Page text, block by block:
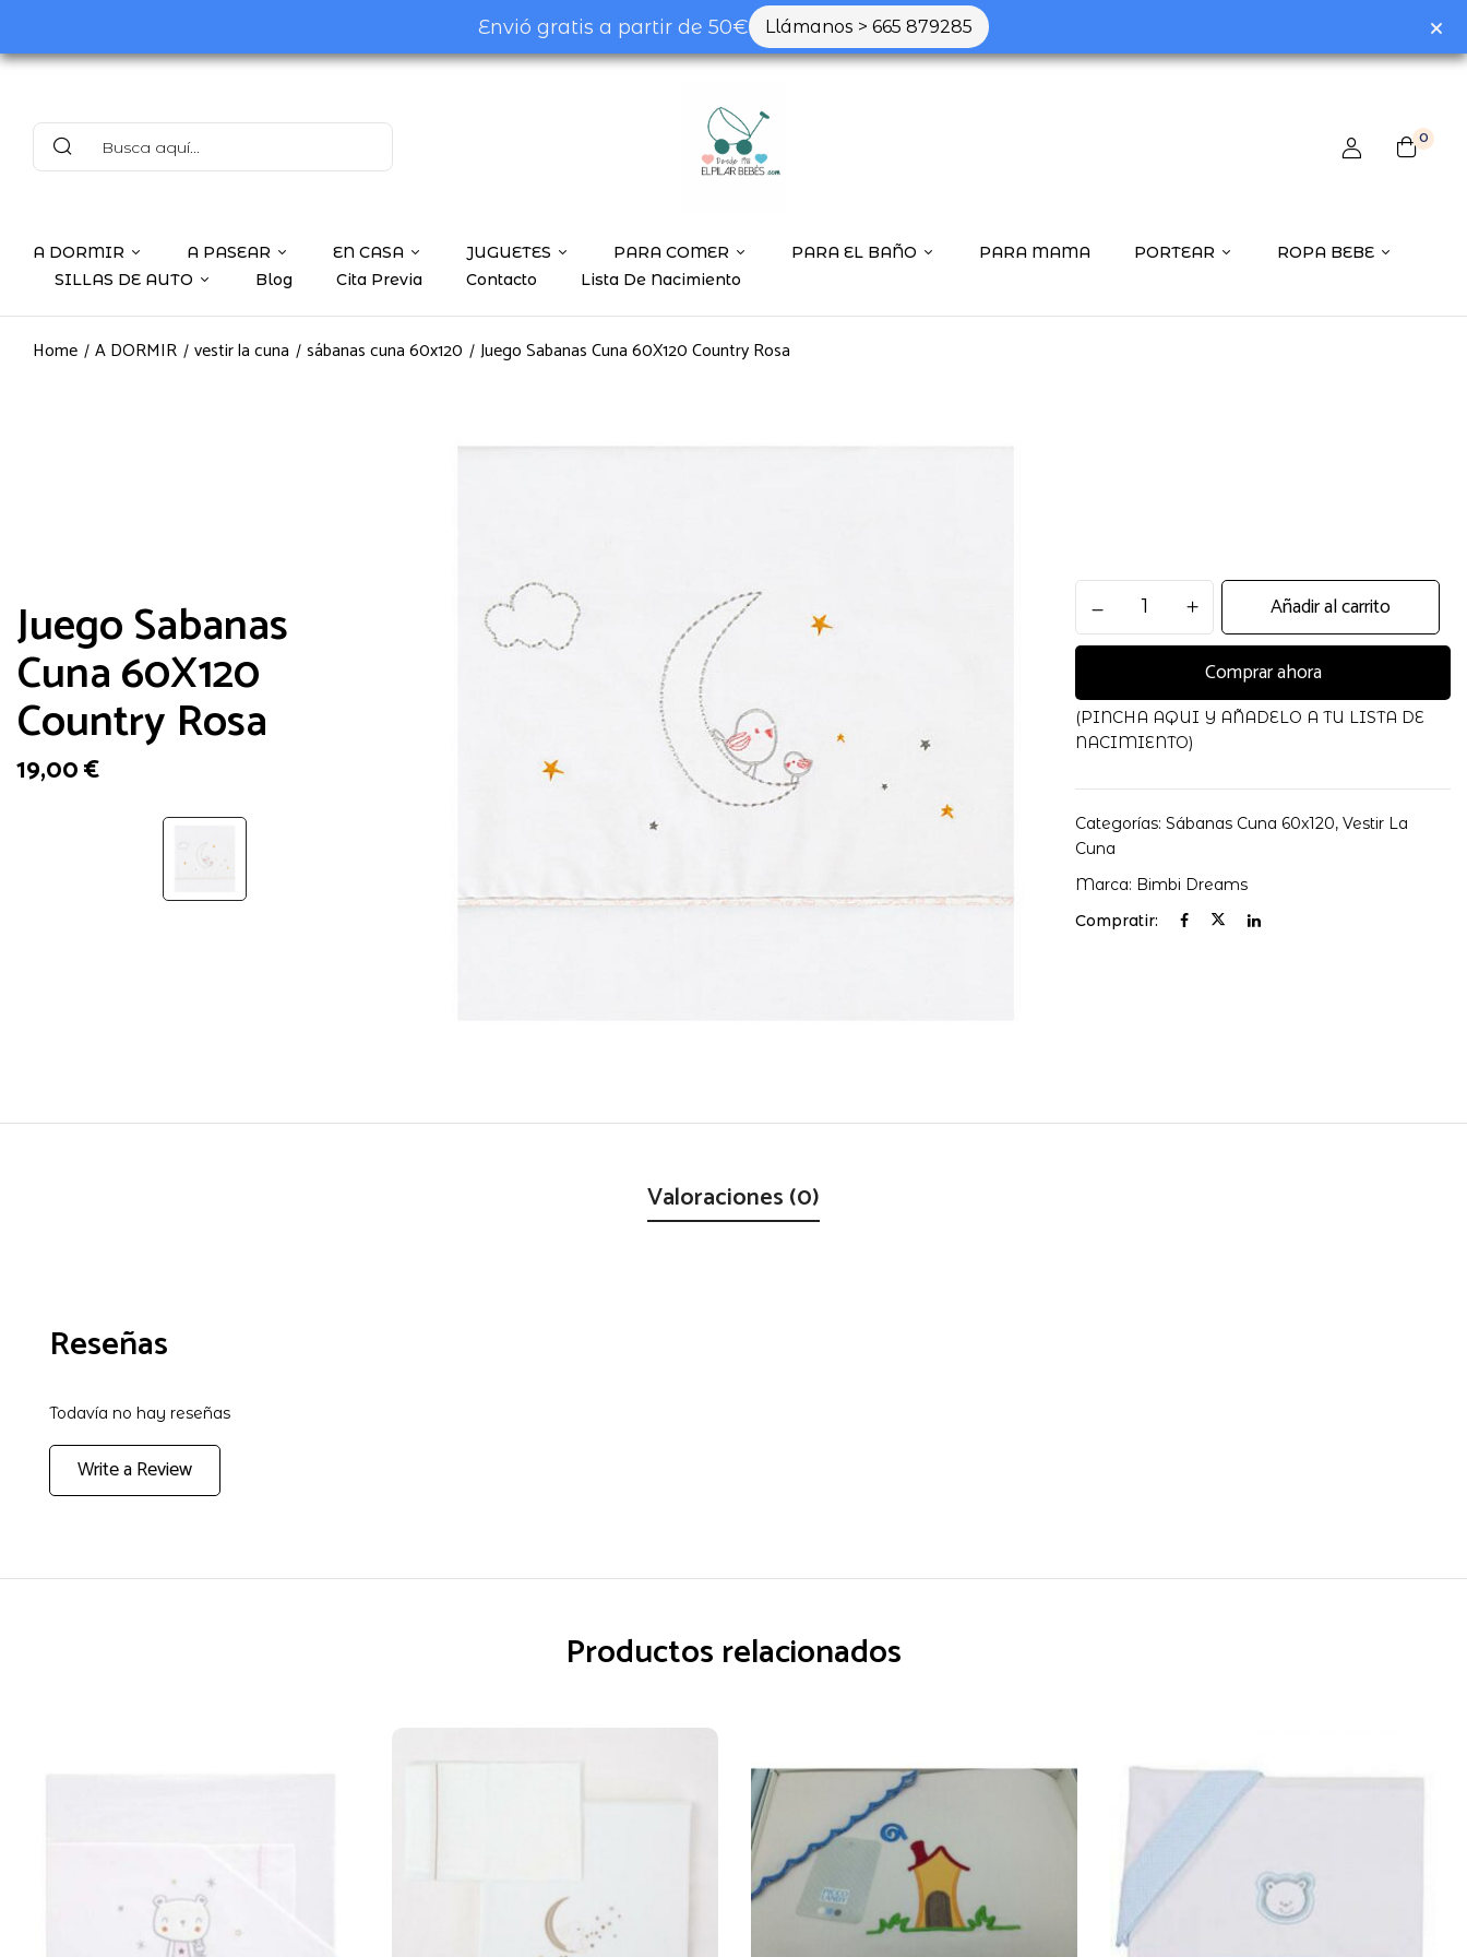
Envió gratis a partir de 50€ Llámanos > 665 879285
0
A DORMIR A PASEAR EN CASA JUGUETES PARA COMER PARA EL BAÑO PARA MAMA PORTEAR
ROPA BEBE
SILLAS DE AUTO
Blog Cita Previa Contacto Lista De Nacimiento
Home A DORMIR vestir la cuna sábanas cuna 60x120 Juego Sabanas Cuna 60X120 Country Rosa
Juego Sabanas
Cuna 60X120
Country Rosa
19,00€
Sabanas
Cuna
Country
Rosa
cantidad
Añadir al carrito
Comprar ahora
(PINCHA AQUI Y AÑADELO A TU LISTA DE
NACIMIENTO)
Categorías:Sábanas Cuna 60x120,Vestir La
Cuna
Marca: Bimbi Dreams
Compratir:
Valoraciones (0)
Reseñas
Todavía no hay reseñas
Write a Review
Los campos obligatorios están
marcados con
Guarda mi nombre, correo electrónico y web en este navegador para la próxima
vez que comente.
Productos relacionados